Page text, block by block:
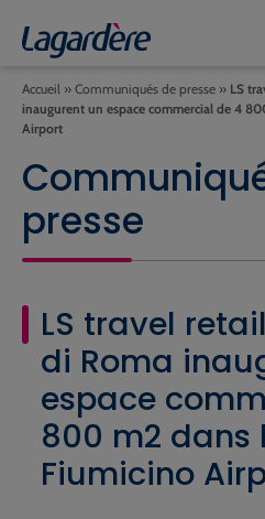
Accueil » Communiqués de presse » LS
inaugurent un espace commercial de 4
Airport
presse
LS travel
di Roma
espace
800 m2 dans
Fiumicino